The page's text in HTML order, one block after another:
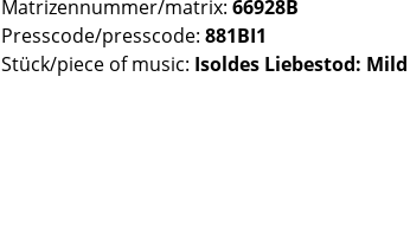
Matrizennummer/matrix: 66928B
Presscode/presscode: 881BI1
Stück/piece of music: Isoldes Liebestod: